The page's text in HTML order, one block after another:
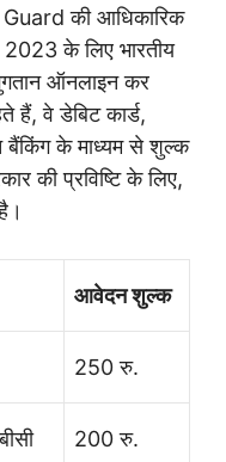
की आधिकारिक
के लिए भारतीय
ऑनलाइन कर
वे डेबिट कार्ड,
बैंकिंग के माध्यम से शुल्क
की प्रविष्टि के लिए,
आवेदन शुल्क
250 रु.
200 रु.